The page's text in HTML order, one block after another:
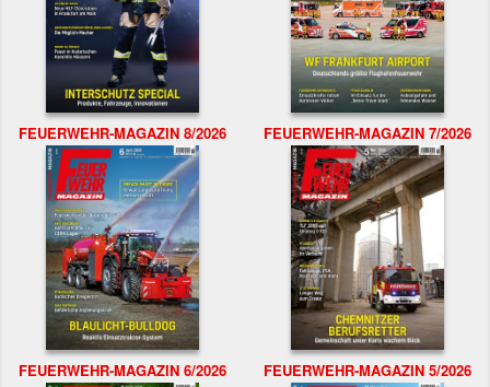
FEUERWEHR-MAGAZIN 8/2026 FEUERWEHR-MAGAZIN 7/2026
FEUERWEHR-MAGAZIN 6/2026 FEUERWEHR-MAGAZIN 5/2026